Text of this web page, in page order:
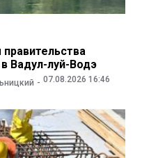
Вадул-луй-Водэ
07.08.2026 16:46